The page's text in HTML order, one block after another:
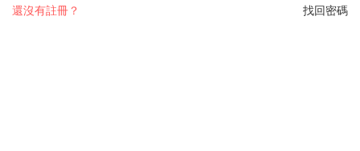
找回密碼
還沒有註冊？